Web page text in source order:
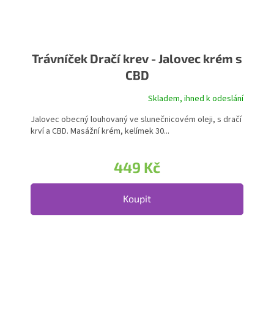
Trávníček Dračí krev - Jalovec krém s
CBD
Skladem, ihned k odeslání
449 Kč
Koupit
Jalovec obecný louhovaný ve slunečnicovém oleji, s dračí
krví a CBD. Masážní krém, kelímek 30...